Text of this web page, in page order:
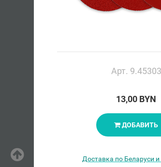
Арт. 9.45303
13,00 BYN
ДОБАВИТЬ
Доставка по Беларуси